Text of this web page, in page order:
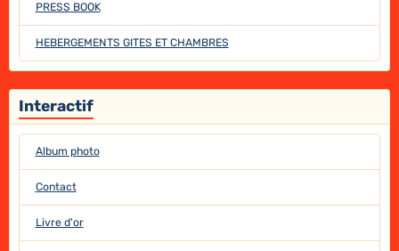
PRESS BOOK
HEBERGEMENTS GITES ET CHAMBRES
Interactif
Album photo
Contact
Livre d'or